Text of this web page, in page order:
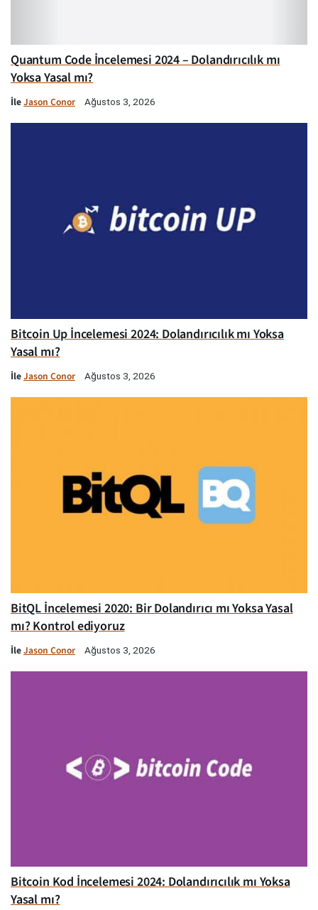
Quantum Code İncelemesi 2024 – Dolandırıcılık mı
Yoksa Yasal mı?
İleJason Conor Ağustos 3, 2026
Bitcoin Up İncelemesi 2024: Dolandırıcılık mı Yoksa
Yasal mı?
İleJason Conor Ağustos 3, 2026
BitQL İncelemesi 2020: Bir Dolandırıcı mı Yoksa Yasal
mı? Kontrol ediyoruz
İleJason Conor Ağustos 3, 2026
Bitcoin Kod İncelemesi 2024: Dolandırıcılık mı Yoksa
Yasal mı?